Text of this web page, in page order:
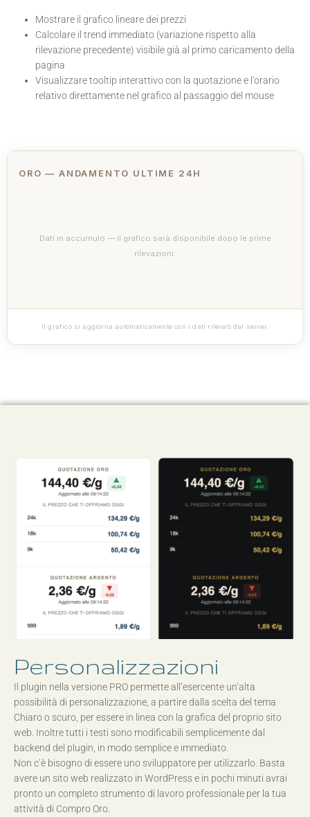
Mostrare il grafico lineare dei prezzi
Calcolare il trend immediato (variazione rispetto alla
rilevazione precedente) visibile già al primo caricamento della
pagina
Visualizzare tooltip interattivo con la quotazione e l’orario
relativo direttamente nel grafico al passaggio del mouse
ORO — ANDAMENTO ULTIME 24H
Dati in accumulo — il grafico sarà disponibile dopo le prime
rilevazioni.
Il grafico si aggiorna automaticamente con i dati rilevati dal server.
Personalizzazioni
Il plugin nella versione PRO permette all’esercente un’alta
possibilità di personalizzazione, a partire dalla scelta del tema
Chiaro o scuro, per essere in linea con la grafica del proprio sito
web. Inoltre tutti i testi sono modificabili semplicemente dal
backend del plugin, in modo semplice e immediato.
Non c’è bisogno di essere uno sviluppatore per utilizzarlo. Basta
avere un sito web realizzato in WordPress e in pochi minuti avrai
pronto un completo strumento di lavoro professionale per la tua
attività di Compro Oro.